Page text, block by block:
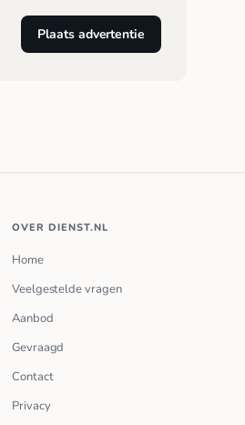
Plaats advertentie
OVER DIENST.NL
Home
Veelgestelde vragen
Aanbod
Gevraagd
Contact
Privacy